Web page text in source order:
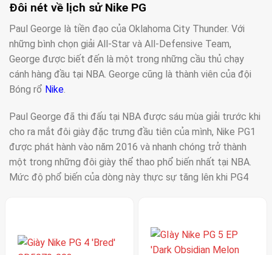
Đôi nét về lịch sử Nike PG
Paul George là tiền đạo của Oklahoma City Thunder. Với
những bình chọn giải All-Star và All-Defensive Team,
George được biết đến là một trong những cầu thủ chạy
cánh hàng đầu tại NBA. George cũng là thành viên của đội
Bóng rổ Nike
Paul George đã thi đấu tại NBA được sáu mùa giải trước khi
cho ra mắt đôi giày đặc trưng đầu tiên của mình, Nike PG1
được phát hành vào năm 2016 và nhanh chóng trở thành
một trong những đôi giày thể thao phổ biến nhất tại NBA.
Mức độ phổ biến của dòng này thực sự tăng lên khi PG4
dụng.